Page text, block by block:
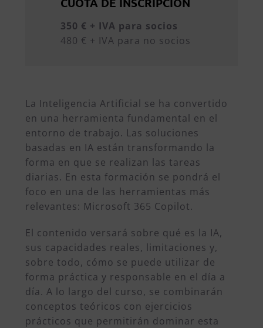
350 € + IVA para socios
480 € + IVA para no socios
La Inteligencia Artificial se ha convertido
en una herramienta fundamental en el
entorno de trabajo. Las soluciones
basadas en IA están transformando la
forma en que se realizan las tareas
diarias. En esta formación se pondrá el
foco en una de las herramientas más
relevantes: Microsoft 365 Copilot.
El contenido versará sobre qué es la IA,
sus capacidades reales, limitaciones y,
sobre todo, cómo se puede utilizar de
forma práctica y responsable en el día a
día. A lo largo del curso, se combinarán
conceptos teóricos con ejercicios
prácticos que permitirán dominar esta